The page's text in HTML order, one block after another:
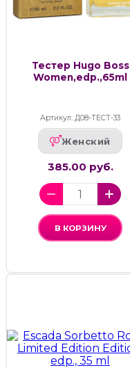
Тестер Hugo Boss
Women,edp.,65ml
Артикул: Д08-ТЕСТ-33
Женский
385.00 руб.
В КОРЗИНУ